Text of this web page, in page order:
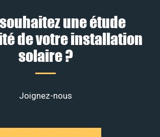
une étude
de votre installation
solaire ?
Joignez-nous